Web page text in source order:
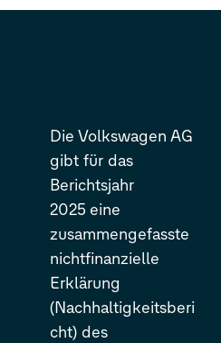
Die Volkswagen AG
gibt für das
Berichtsjahr
2025 eine
zusammengefasste
nichtfinanzielle
Erklärung
(Nachhaltigkeitsberi
cht) des